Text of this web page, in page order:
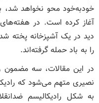
خودبه‌خود محو نخواهد شد،
آغاز کرده است. در
دید در یک آشپزخانه پخته
را به باد حمله گرفته‌اند.
در این مقالات، سه مضمون
نصیری متهم می‌شود که
به شکل رادیکالیسم